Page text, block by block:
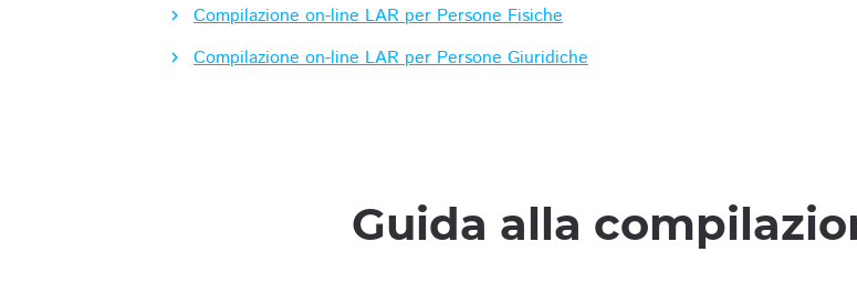
Compilazione on-line LAR per Persone Fisiche
Compilazione on-line LAR per Persone Giuridiche
Guida alla